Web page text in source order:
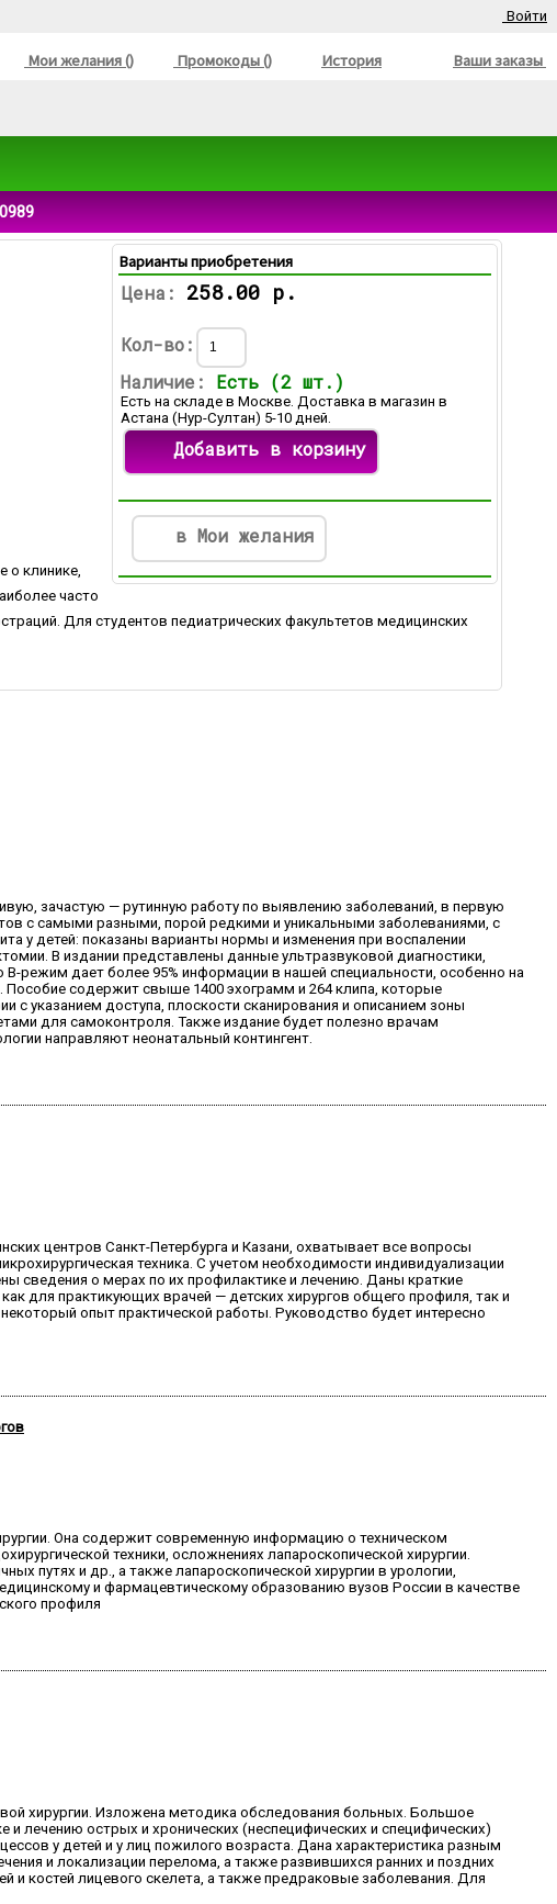
Войти
Мои желания () Промокоды () История Ваши заказы
Варианты приобретения
Цена: 258.00 р.
Кол-во:
Наличие: Есть (2 шт.)
Есть на складе в Москве. Доставка в магазин в
Астана (Нур-Султан) 5-10 дней.
Добавить в корзину
в Мои желания
о клинике,
часто
Для студентов педиатрических факультетов медицинских
зачастую — рутинную работу по выявлению заболеваний, в первую
с самыми разными, порой редкими и уникальными заболеваниями, с
у детей: показаны варианты нормы и изменения при воспалении
В издании представлены данные ультразвуковой диагностики,
В-режим дает более 95% информации в нашей специальности, особенно на
содержит свыше 1400 эхограмм и 264 клипа, которые
указанием доступа, плоскости сканирования и описанием зоны
для самоконтроля. Также издание будет полезно врачам
направляют неонатальный контингент.
центров Санкт-Петербурга и Казани, охватывает все вопросы
техника. С учетом необходимости индивидуализации
сведения о мерах по их профилактике и лечению. Даны краткие
для практикующих врачей — детских хирургов общего профиля, так и
опыт практической работы. Руководство будет интересно
Она содержит современную информацию о техническом
техники, осложнениях лапароскопической хирургии.
путях и др., а также лапароскопической хирургии в урологии,
и фармацевтическому образованию вузов России в качестве
профиля
хирургии. Изложена методика обследования больных. Большое
и лечению острых и хронических (неспецифических и специфических)
у детей и у лиц пожилого возраста. Дана характеристика разным
и локализации перелома, а также развившихся ранних и поздних
и костей лицевого скелета, а также предраковые заболевания. Для